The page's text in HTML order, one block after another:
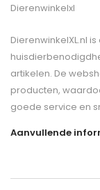
Dierenwinkelxl
DierenwinkelXL.nl
artikelen. De
producten,
goede service en
Aanvullende